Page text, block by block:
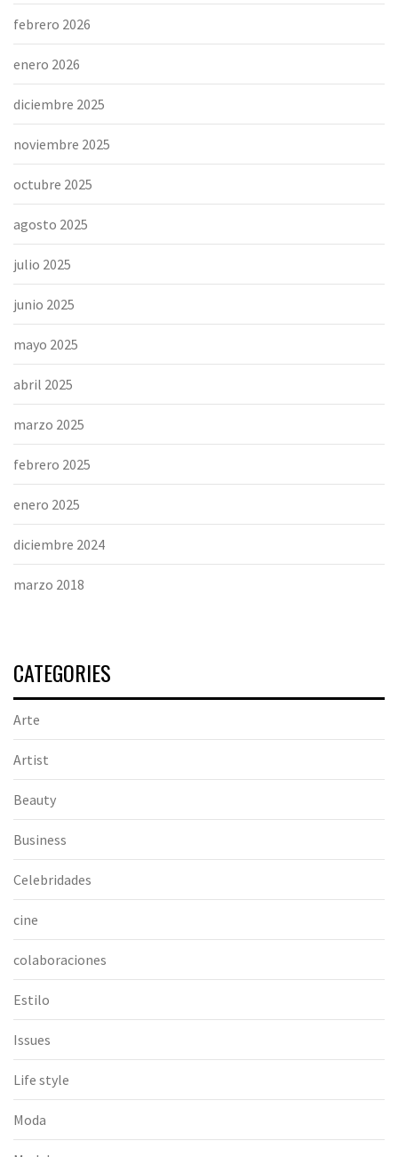
febrero 2026
enero 2026
diciembre 2025
noviembre 2025
octubre 2025
agosto 2025
julio 2025
junio 2025
mayo 2025
abril 2025
marzo 2025
febrero 2025
enero 2025
diciembre 2024
marzo 2018
CATEGORIES
Arte
Artist
Beauty
Business
Celebridades
cine
colaboraciones
Estilo
Issues
Life style
Moda